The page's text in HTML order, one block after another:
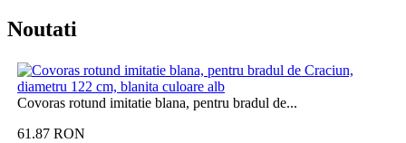
Noutati
Covoras rotund imitatie blana, pentru bradul de...
61.87 RON